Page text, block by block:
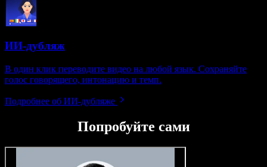
ИИ-дубляж
В один клик переводите видео на любой язык. Сохраняйте
голос говорящего, интонацию и темп.
Подробнее об ИИ‑дубляже
Попробуйте сами